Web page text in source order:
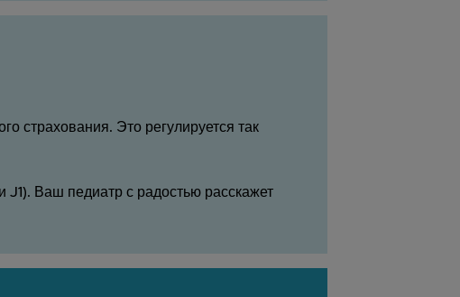
страхования. Это регулируется так
J1). Ваш педиатр с радостью расскажет